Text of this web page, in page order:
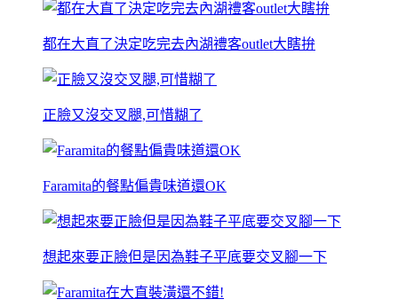
都在大直了決定吃完去內湖禮客outlet大瞎拚
正臉又沒交叉腿,可惜糊了
Faramita的餐點偏貴味道還OK
想起來要正臉但是因為鞋子平底要交叉腳一下